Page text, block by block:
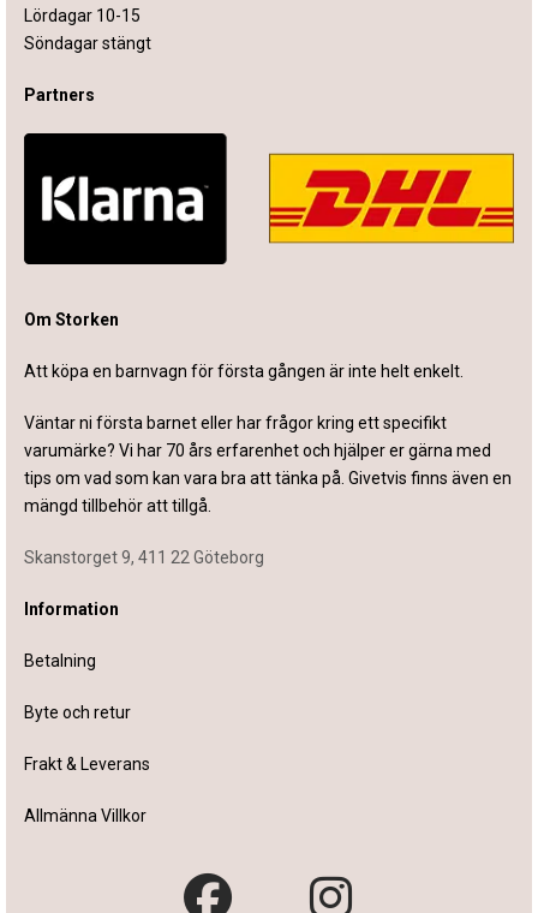
Lördagar 10-15
Söndagar stängt
Partners
Om Storken
Att köpa en barnvagn för första gången är inte helt enkelt.
Väntar ni första barnet eller har frågor kring ett specifikt
varumärke? Vi har 70 års erfarenhet och hjälper er gärna med
tips om vad som kan vara bra att tänka på. Givetvis finns även en
mängd tillbehör att tillgå.
Skanstorget 9, 411 22 Göteborg
Information
Betalning
Byte och retur
Frakt & Leverans
Allmänna Villkor